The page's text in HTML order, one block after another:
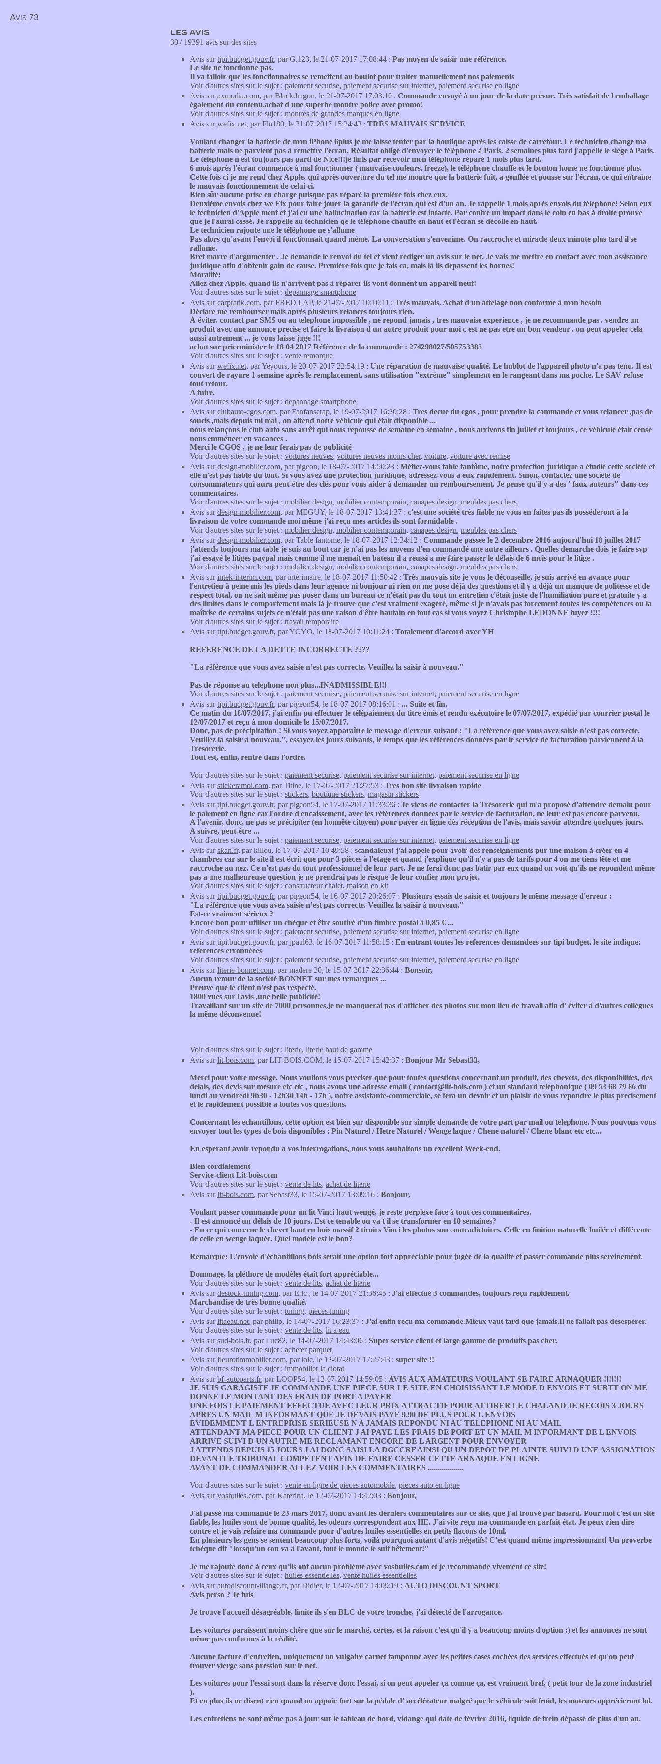
Avis 73
LES AVIS
30 / 19391 avis sur des sites
Avis surtipi.budget.gouv.fr, par G.123, le 21-07-2017 17:08:44 : Pas moyen de saisir une référence.
Le site ne fonctionne pas.
Il va falloir que les fonctionnaires se remettent au boulot pour traiter manuellement nos paiements
Voir d'autres sites sur le sujet : paiement securise, paiement securise sur internet, paiement securise en ligne
Avis suraxmodia.com, par Blackdragon, le 21-07-2017 17:03:10 : Commande envoyé à un jour de la date prévue. Très satisfait de l emballage
également du contenu.achat d une superbe montre police avec promo!
Voir d'autres sites sur le sujet : montres de grandes marques en ligne
Avis surwefix.net, par Flo180, le 21-07-2017 15:24:43 : TRÈS MAUVAIS SERVICE
Voulant changer la batterie de mon iPhone 6plus je me laisse tenter par la boutique après les caisse de carrefour. Le technicien change ma
batterie mais ne parvient pas à remettre l'écran. Résultat obligé d'envoyer le téléphone à Paris. 2 semaines plus tard j'appelle le siège à Paris.
Le téléphone n'est toujours pas parti de Nice!!!je finis par recevoir mon téléphone réparé 1 mois plus tard.
6 mois après l'écran commence à mal fonctionner ( mauvaise couleurs, freeze), le téléphone chauffe et le bouton home ne fonctionne plus.
Cette fois ci je me rend chez Apple, qui après ouverture du tel me montre que la batterie fuit, a gonflée et pousse sur l'écran, ce qui entraîne
le mauvais fonctionnement de celui ci.
Bien sûr aucune prise en charge puisque pas réparé la première fois chez eux.
Deuxième envois chez we Fix pour faire jouer la garantie de l'écran qui est d'un an. Je rappelle 1 mois après envois du téléphone! Selon eux
le technicien d'Apple ment et j'ai eu une hallucination car la batterie est intacte. Par contre un impact dans le coin en bas à droite prouve
que je l'aurai cassé. Je rappelle au technicien qe le téléphone chauffe en haut et l'écran se décolle en haut.
Le technicien rajoute une le téléphone ne s'allume
Pas alors qu'avant l'envoi il fonctionnait quand même. La conversation s'envenime. On raccroche et miracle deux minute plus tard il se
rallume.
Bref marre d'argumenter . Je demande le renvoi du tel et vient rédiger un avis sur le net. Je vais me mettre en contact avec mon assistance
juridique afin d'obtenir gain de cause. Première fois que je fais ca, mais là ils dépassent les bornes!
Moralité:
Allez chez Apple, quand ils n'arrivent pas à réparer ils vont donnent un appareil neuf!
Voir d'autres sites sur le sujet : depannage smartphone
Avis surcarpratik.com, par FRED LAP, le 21-07-2017 10:10:11 : Très mauvais. Achat d un attelage non conforme à mon besoin
Déclare me rembourser mais après plusieurs relances toujours rien.
À éviter. contact par SMS ou au telephone impossible , ne repond jamais , tres mauvaise experience , je ne recommande pas . vendre un
produit avec une annonce precise et faire la livraison d un autre produit pour moi c est ne pas etre un bon vendeur . on peut appeler cela
aussi autrement ... je vous laisse juge !!!
achat sur priceminister le 18 04 2017 Référence de la commande : 274298027/505753383
Voir d'autres sites sur le sujet : vente remorque
Avis surwefix.net, par Yeyours, le 20-07-2017 22:54:19 : Une réparation de mauvaise qualité. Le hublot de l'appareil photo n'a pas tenu. Il est
couvert de rayure 1 semaine après le remplacement, sans utilisation "extrême" simplement en le rangeant dans ma poche. Le SAV refuse
tout retour.
A fuire.
Voir d'autres sites sur le sujet : depannage smartphone
Avis surclubauto-cgos.com, par Fanfanscrap, le 19-07-2017 16:20:28 : Tres decue du cgos , pour prendre la commande et vous relancer ,pas de
soucis ,mais depuis mi mai , on attend notre véhicule qui était disponible ...
nous relançons le club auto sans arrêt qui nous repousse de semaine en semaine , nous arrivons fin juillet et toujours , ce véhicule était censé
nous emmèneer en vacances .
Merci le CGOS , je ne leur ferais pas de publicité
Voir d'autres sites sur le sujet : voitures neuves, voitures neuves moins cher, voiture, voiture avec remise
Avis surdesign-mobilier.com, par pigeon, le 18-07-2017 14:50:23 : Méfiez-vous table fantôme, notre protection juridique a étudié cette société et
elle n'est pas fiable du tout. Si vous avez une protection juridique, adressez-vous à eux rapidement. Sinon, contactez une société de
consommateurs qui aura peut-être des clés pour vous aider à demander un remboursement. Je pense qu'il y a des "faux auteurs" dans ces
commentaires.
Voir d'autres sites sur le sujet : mobilier design, mobilier contemporain, canapes design, meubles pas chers
Avis surdesign-mobilier.com, par MEGUY, le 18-07-2017 13:41:37 : c'est une société très fiable ne vous en faites pas ils posséderont à la
livraison de votre commande moi même j'ai reçu mes articles ils sont formidable .
Voir d'autres sites sur le sujet : mobilier design, mobilier contemporain, canapes design, meubles pas chers
Avis surdesign-mobilier.com, par Table fantome, le 18-07-2017 12:34:12 : Commande passée le 2 decembre 2016 aujourd'hui 18 juillet 2017
j'attends toujours ma table je suis au bout car je n'ai pas les moyens d'en commandé une autre ailleurs . Quelles demarche dois je faire svp
j'ai essayé le litiges paypal mais comme il me menait en bateau il a reussi a me faire passer le délais de 6 mois pour le litige .
Voir d'autres sites sur le sujet : mobilier design, mobilier contemporain, canapes design, meubles pas chers
Avis surintek-interim.com, par intérimaire, le 18-07-2017 11:50:42 : Très mauvais site je vous le déconseille, je suis arrivé en avance pour
l'entretien à peine mis les pieds dans leur agence ni bonjour ni rien on me pose déjà des questions et il y a déjà un manque de politesse et de
respect total, on ne sait même pas poser dans un bureau ce n'était pas du tout un entretien c'était juste de l'humiliation pure et gratuite y a
des limites dans le comportement mais là je trouve que c'est vraiment exagéré, même si je n'avais pas forcement toutes les compétences ou la
maîtrise de certains sujets ce n'était pas une raison d'être hautain en tout cas si vous voyez Christophe LEDONNE fuyez !!!!
Voir d'autres sites sur le sujet : travail temporaire
Avis surtipi.budget.gouv.fr, par YOYO, le 18-07-2017 10:11:24 : Totalement d'accord avec YH
REFERENCE DE LA DETTE INCORRECTE ????
"La référence que vous avez saisie n’est pas correcte. Veuillez la saisir à nouveau."
Pas de réponse au telephone non plus...INADMISSIBLE!!!
Voir d'autres sites sur le sujet : paiement securise, paiement securise sur internet, paiement securise en ligne
Avis surtipi.budget.gouv.fr, par pigeon54, le 18-07-2017 08:16:01 : ... Suite et fin.
Ce matin du 18/07/2017, j'ai enfin pu effectuer le télépaiement du titre émis et rendu exécutoire le 07/07/2017, expédié par courrier postal le
12/07/2017 et reçu à mon domicile le 15/07/2017.
Donc, pas de précipitation ! Si vous voyez apparaître le message d'erreur suivant : "La référence que vous avez saisie n’est pas correcte.
Veuillez la saisir à nouveau.", essayez les jours suivants, le temps que les références données par le service de facturation parviennent à la
Trésorerie.
Tout est, enfin, rentré dans l'ordre.
Voir d'autres sites sur le sujet : paiement securise, paiement securise sur internet, paiement securise en ligne
Avis surstickeramoi.com, par Titine, le 17-07-2017 21:27:53 : Tres bon site livraison rapide
Voir d'autres sites sur le sujet : stickers, boutique stickers, magasin stickers
Avis surtipi.budget.gouv.fr, par pigeon54, le 17-07-2017 11:33:36 : Je viens de contacter la Trésorerie qui m'a proposé d'attendre demain pour
le paiement en ligne car l'ordre d'encaissement, avec les références données par le service de facturation, ne leur est pas encore parvenu.
A l'avenir, donc, ne pas se précipiter (en honnête citoyen) pour payer en ligne dès réception de l'avis, mais savoir attendre quelques jours.
A suivre, peut-être ...
Voir d'autres sites sur le sujet : paiement securise, paiement securise sur internet, paiement securise en ligne
Avis surskan.fr, par killou, le 17-07-2017 10:49:58 : scandaleux! j'ai appelé pour avoir des renseignements pur une maison à créer en 4
chambres car sur le site il est écrit que pour 3 pièces à l'etage et quand j'explique qu'il n'y a pas de tarifs pour 4 on me tiens tête et me
raccroche au nez. Ce n'est pas du tout professionnel de leur part. Je ne ferai donc pas batir par eux quand on voit qu'ils ne repondent même
pas a une malheureuse question je ne prendrai pas le risque de leur confier mon projet.
Voir d'autres sites sur le sujet : constructeur chalet, maison en kit
Avis surtipi.budget.gouv.fr, par pigeon54, le 16-07-2017 20:26:07 : Plusieurs essais de saisie et toujours le même message d'erreur :
"La référence que vous avez saisie n’est pas correcte. Veuillez la saisir à nouveau."
Est-ce vraiment sérieux ?
Encore bon pour utiliser un chèque et être soutiré d'un timbre postal à 0,85 € ...
Voir d'autres sites sur le sujet : paiement securise, paiement securise sur internet, paiement securise en ligne
Avis surtipi.budget.gouv.fr, par jpaul63, le 16-07-2017 11:58:15 : En entrant toutes les references demandees sur tipi budget, le site indique:
references erronnéees
Voir d'autres sites sur le sujet : paiement securise, paiement securise sur internet, paiement securise en ligne
Avis surliterie-bonnet.com, par madere 20, le 15-07-2017 22:36:44 : Bonsoir,
Aucun retour de la société BONNET sur mes remarques ...
Preuve que le client n'est pas respecté.
1800 vues sur l'avis ,une belle publicité!
Travaillant sur un site de 7000 personnes,je ne manquerai pas d'afficher des photos sur mon lieu de travail afin d' éviter à d'autres collègues
la même déconvenue!
Voir d'autres sites sur le sujet : literie, literie haut de gamme
Avis surlit-bois.com, par LIT-BOIS.COM, le 15-07-2017 15:42:37 : Bonjour Mr Sebast33,
Merci pour votre message. Nous voulions vous preciser que pour toutes questions concernant un produit, des chevets, des disponibilites, des
delais, des devis sur mesure etc etc , nous avons une adresse email ( contact@lit-bois.com ) et un standard telephonique ( 09 53 68 79 86 du
lundi au vendredi 9h30 - 12h30 14h - 17h ), notre assistante-commerciale, se fera un devoir et un plaisir de vous repondre le plus precisement
et le rapidement possible a toutes vos questions.
Concernant les echantillons, cette option est bien sur disponible sur simple demande de votre part par mail ou telephone. Nous pouvons vous
envoyer tout les types de bois disponibles : Pin Naturel / Hetre Naturel / Wenge laque / Chene naturel / Chene blanc etc etc...
En esperant avoir repondu a vos interrogations, nous vous souhaitons un excellent Week-end.
Bien cordialement
Service-client Lit-bois.com
Voir d'autres sites sur le sujet : vente de lits, achat de literie
Avis surlit-bois.com, par Sebast33, le 15-07-2017 13:09:16 : Bonjour,
Voulant passer commande pour un lit Vinci haut wengé, je reste perplexe face à tout ces commentaires.
- Il est annoncé un délais de 10 jours. Est ce tenable ou va t il se transformer en 10 semaines?
- En ce qui concerne le chevet haut en bois massif 2 tiroirs Vinci les photos son contradictoires. Celle en finition naturelle huilée et différente
de celle en wenge laquée. Quel modèle est le bon?
Remarque: L'envoie d'échantillons bois serait une option fort appréciable pour jugée de la qualité et passer commande plus sereinement.
Dommage, la pléthore de modèles était fort appréciable...
Voir d'autres sites sur le sujet : vente de lits, achat de literie
Avis surdestock-tuning.com, par Eric , le 14-07-2017 21:36:45 : J'ai effectué 3 commandes, toujours reçu rapidement.
Marchandise de très bonne qualité.
Voir d'autres sites sur le sujet : tuning, pieces tuning
Avis surlitaeau.net, par philip, le 14-07-2017 16:23:37 : J'ai enfin reçu ma commande.Mieux vaut tard que jamais.Il ne fallait pas désespérer.
Voir d'autres sites sur le sujet : vente de lits, lit a eau
Avis sursud-bois.fr, par Luc82, le 14-07-2017 14:43:06 : Super service client et large gamme de produits pas cher.
Voir d'autres sites sur le sujet : acheter parquet
Avis surfleurotimmobilier.com, par loic, le 12-07-2017 17:27:43 : super site !!
Voir d'autres sites sur le sujet : immobilier la ciotat
Avis surbf-autoparts.fr, par LOOP54, le 12-07-2017 14:59:05 : AVIS AUX AMATEURS VOULANT SE FAIRE ARNAQUER !!!!!!!
JE SUIS GARAGISTE JE COMMANDE UNE PIECE SUR LE SITE EN CHOISISSANT LE MODE D ENVOIS ET SURTT ON ME
DONNE LE MONTANT DES FRAIS DE PORT A PAYER
UNE FOIS LE PAIEMENT EFFECTUE AVEC LEUR PRIX ATTRACTIF POUR ATTIRER LE CHALAND JE RECOIS 3 JOURS
APRES UN MAIL M INFORMANT QUE JE DEVAIS PAYE 9.90 DE PLUS POUR L ENVOIS
EVIDEMMENT L ENTREPRISE SERIEUSE N A JAMAIS REPONDU NI AU TELEPHONE NI AU MAIL
ATTENDANT MA PIECE POUR UN CLIENT J AI PAYE LES FRAIS DE PORT ET UN MAIL M INFORMANT DE L ENVOIS
ARRIVE SUIVI D UN AUTRE ME RECLAMANT ENCORE DE L ARGENT POUR ENVOYER
J ATTENDS DEPUIS 15 JOURS J AI DONC SAISI LA DGCCRF AINSI QU UN DEPOT DE PLAINTE SUIVI D UNE ASSIGNATION
DEVANTLE TRIBUNAL COMPETENT AFIN DE FAIRE CESSER CETTE ARNAQUE EN LIGNE
AVANT DE COMMANDER ALLEZ VOIR LES COMMENTAIRES ..................
Voir d'autres sites sur le sujet : vente en ligne de pieces automobile, pieces auto en ligne
Avis survoshuiles.com, par Katerina, le 12-07-2017 14:42:03 : Bonjour,
J'ai passé ma commande le 23 mars 2017, donc avant les derniers commentaires sur ce site, que j'ai trouvé par hasard. Pour moi c'est un site
fiable, les huiles sont de bonne qualité, les odeurs correspondent aux HE. J'ai vite reçu ma commande en parfait état. Je peux rien dire
contre et je vais refaire ma commande pour d'autres huiles essentielles en petits flacons de 10ml.
En plusieurs les gens se sentent beaucoup plus forts, voilà pourquoi autant d'avis négatifs! C'est quand même impressionnant! Un proverbe
tchèque dit "lorsqu'un con va à l'avant, tout le monde le suit bêtement!"
Je me rajoute donc à ceux qu'ils ont aucun problème avec voshuiles.com et je recommande vivement ce site!
Voir d'autres sites sur le sujet : huiles essentielles, vente huiles essentielles
Avis surautodiscount-illange.fr, par Didier, le 12-07-2017 14:09:19 : AUTO DISCOUNT SPORT
Avis perso ? Je fuis
Je trouve l'accueil désagréable, limite ils s'en BLC de votre tronche, j'ai détecté de l'arrogance.
Les voitures paraissent moins chère que sur le marché, certes, et la raison c'est qu'il y a beaucoup moins d'option ;) et les annonces ne sont
même pas conformes à la réalité.
Aucune facture d'entretien, uniquement un vulgaire carnet tamponné avec les petites cases cochées des services effectués et qu'on peut
trouver vierge sans pression sur le net.
Les voitures pour l'essai sont dans la réserve donc l'essai, si on peut appeler ça comme ça, est vraiment bref, ( petit tour de la zone industriel
).
Et en plus ils ne disent rien quand on appuie fort sur la pédale d' accélérateur malgré que le véhicule soit froid, les moteurs apprécieront lol.
Les entretiens ne sont même pas à jour sur le tableau de bord, vidange qui date de février 2016, liquide de frein dépassé de plus d'un an.